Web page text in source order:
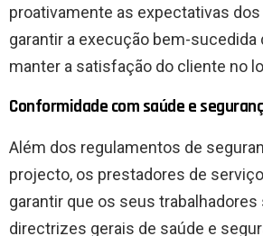
proativamente as expectativas
garantir a execução bem-sucedida
manter a satisfação do cliente no
Conformidade com saúde e
Além dos regulamentos de
projecto, os prestadores de
garantir que os seus trabalhadores
directrizes gerais de saúde e